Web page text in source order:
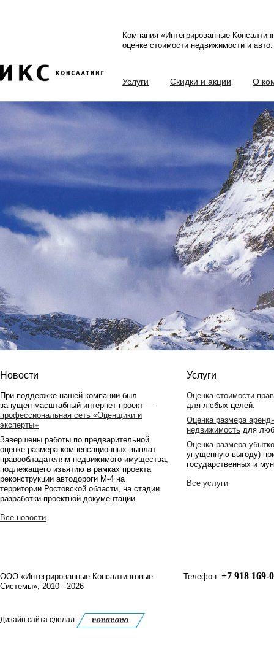
Компания «Интегрированные
оценке стоимости недвижимости и авто.
Услуги Скидки и акции О
Новости
При поддержке нашей компании был
запущен масштабный интернет-проект —
профессиональная сеть «Оценщики и
эксперты»
Завершены работы по предварительной
оценке размера компенсационных выплат
правообладателям недвижимого имущества,
подлежащего изъятию в рамках проекта
реконструкции автодороги М-4 на
территории Ростовской области, на стадии
разработки проектной документации.
Все новости
Услуги
Оценка стоимости
для любых целей.
Оценка размера
недвижимость для
Оценка размера
упущенную выгоду)
государственных и
Все услуги
ООО «Интегрированные Консалтинговые
Системы», 2010 - 2026
Телефон: +7 918 169-
Дизайн сайта сделал